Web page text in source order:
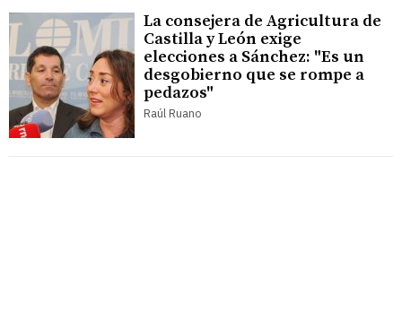
La consejera de Agricultura de
Castilla y León exige
elecciones a Sánchez: "Es un
desgobierno que se rompe a
pedazos"
Raúl Ruano